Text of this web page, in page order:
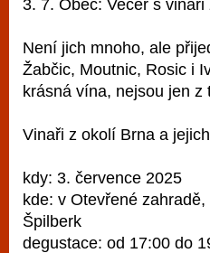
3. 7. Obec: Večer s
Není jich mnoho, ale
Žabčic, Moutnic, Rosic i
krásná vína, nejsou jen
Vinaři z okolí Brna a
kdy: 3. července 2025
kde: v Otevřené
Špilberk
degustace: od 17:00 do
po moderní
příležitostné hráče.